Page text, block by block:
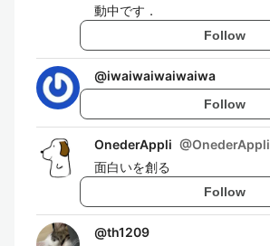
動中です．
Follow
@iwaiwaiwaiwaiwa
Follow
OnederAppli @OnederAppli
面白いを創る
Follow
@th1209